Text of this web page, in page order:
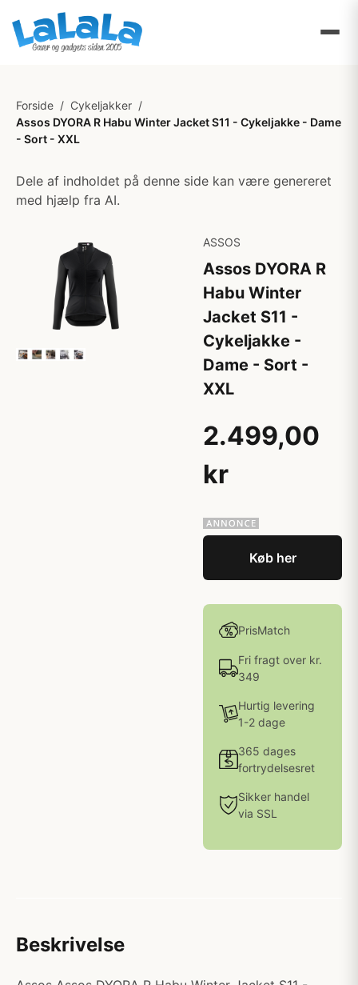
Forside / Cykeljakker /
Assos DYORA R Habu Winter Jacket S11 - Cykeljakke - Dame
- Sort - XXL
Dele af indholdet på denne side kan være genereret
med hjælp fra AI.
ASSOS
Assos DYORA R
Habu Winter
Jacket S11 -
Cykeljakke -
Dame - Sort -
XXL
2.499,00
kr
Køb her
PrisMatch
Fri fragt over kr.
349
Hurtig levering
1-2 dage
365 dages
fortrydelsesret
Sikker handel
via SSL
Beskrivelse